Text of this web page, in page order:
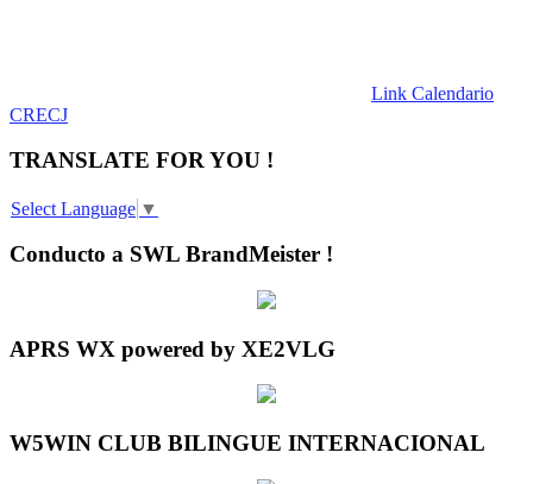
Link Calendario
CRECJ
TRANSLATE FOR YOU !
Select Language ▼
Conducto a SWL BrandMeister !
APRS WX powered by XE2VLG
W5WIN CLUB BILINGUE INTERNACIONAL